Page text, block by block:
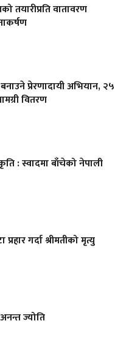
तयारीप्रति वातावरण
प्रेरणादायी अभियान, २५
वितरण
: स्वादमा बाँचेको नेपाली
प्रहार गर्दा श्रीमतीको मृत्यु
ज्योति